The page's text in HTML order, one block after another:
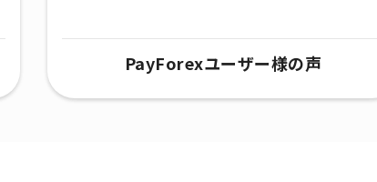
PayForexユーザー様の声​